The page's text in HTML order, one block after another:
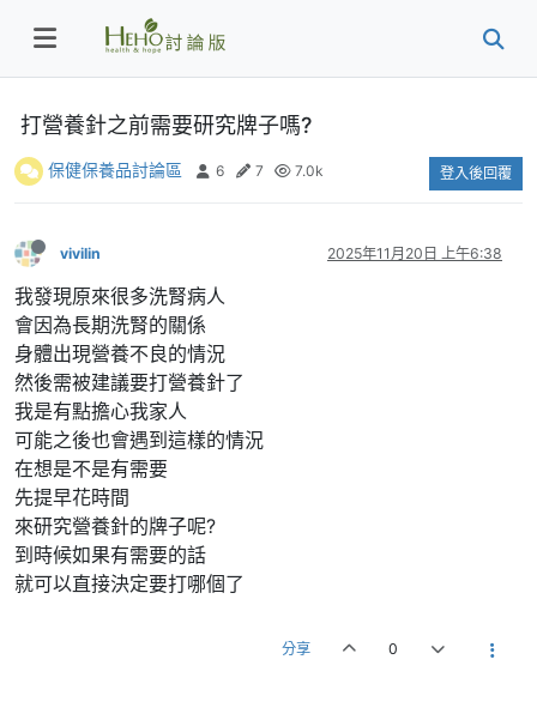
打營養針之前需要研究牌子嗎?
保健保養品討論區 6 7 7.0k 登入後回覆
vivilin 2025年11月20日 上午6:38
我發現原來很多洗腎病人
會因為長期洗腎的關係
身體出現營養不良的情況
然後需被建議要打營養針了
我是有點擔心我家人
可能之後也會遇到這樣的情況
在想是不是有需要
先提早花時間
來研究營養針的牌子呢?
到時候如果有需要的話
就可以直接決定要打哪個了
分享 0